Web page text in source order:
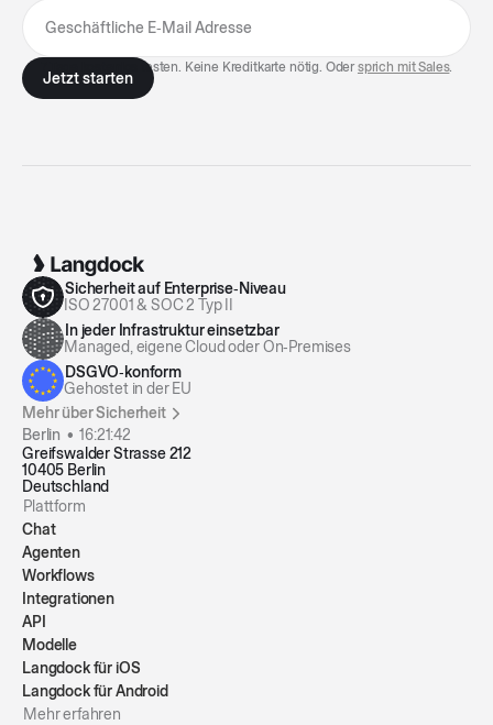
7 Tage kostenlos testen. Keine Kreditkarte nötig. Oder sprich mit Sales.
Sicherheit auf Enterprise‑Niveau
ISO 27001 & SOC 2 Typ II
In jeder Infrastruktur einsetzbar
Managed, eigene Cloud oder On‑Premises
DSGVO‑konform
Gehostet in der EU
Mehr über Sicherheit
Berlin •16:21:42
Greifswalder Strasse 212
10405 Berlin
Deutschland
Plattform
Chat
Agenten
Workflows
Integrationen
API
Modelle
Langdock für iOS
Langdock für Android
Mehr erfahren